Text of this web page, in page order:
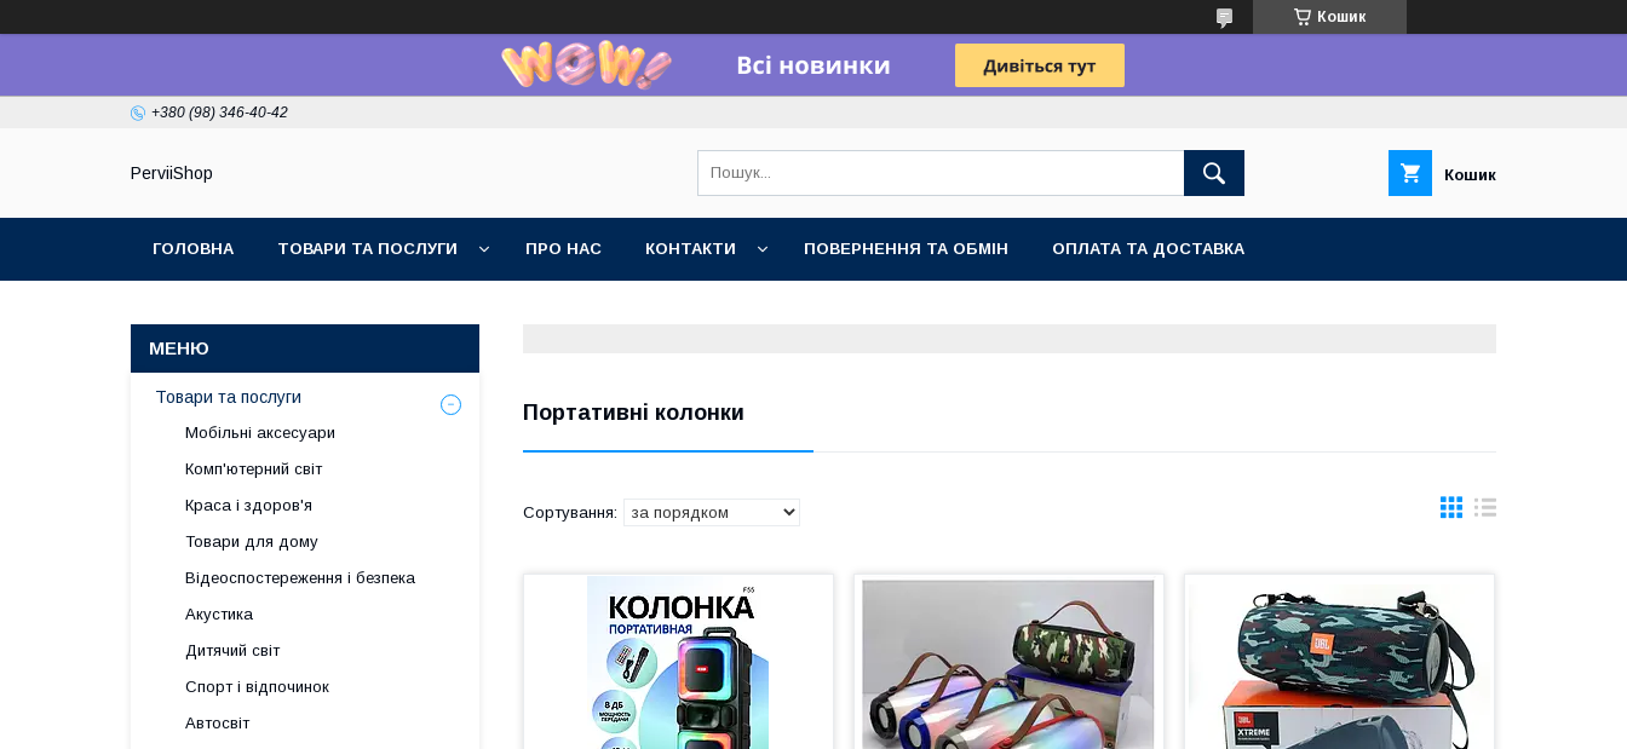
Кошик
+380 (98) 346-40-42
PerviiShop Кошик
ГОЛОВНА ТОВАРИ ТА ПОСЛУГИ ПРО НАС КОНТАКТИ ПОВЕРНЕННЯ ТА ОБМІН ОПЛАТА ТА ДОСТАВКА
Портативні колонки
Товари та послуги
Мобільні аксесуари
Комп'ютерний світ
Краса і здоров'я
Товари для дому
Відеоспостереження і безпека
Акустика
Дитячий світ
Спорт і відпочинок
Автосвіт